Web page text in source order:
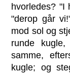
hvorledes? "I
"derop går
mod sol og
runde
samme,
kugle; og